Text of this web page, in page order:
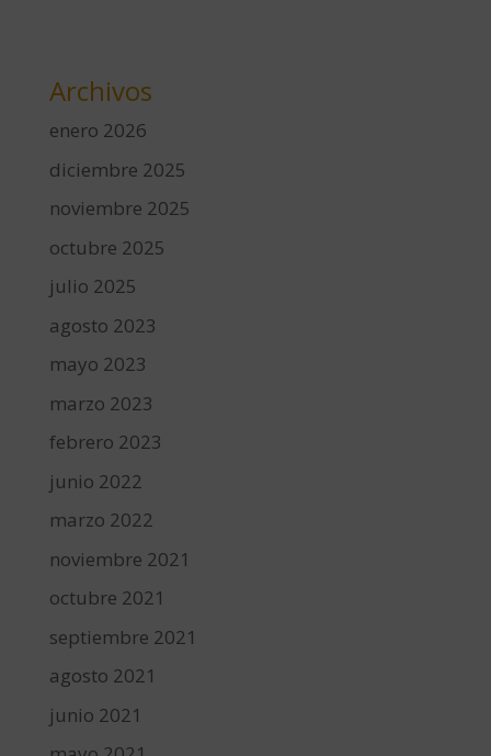
Archivos
enero 2026
diciembre 2025
noviembre 2025
octubre 2025
julio 2025
agosto 2023
mayo 2023
marzo 2023
febrero 2023
junio 2022
marzo 2022
noviembre 2021
octubre 2021
septiembre 2021
agosto 2021
junio 2021